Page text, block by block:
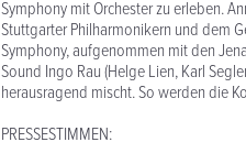
Symphony mit Orchester zu erleben.
Stuttgarter Philharmonikern und dem
Symphony, aufgenommen mit den
Sound Ingo Rau (Helge Lien, Karl
herausragend mischt. So werden die
PRESSESTIMMEN: